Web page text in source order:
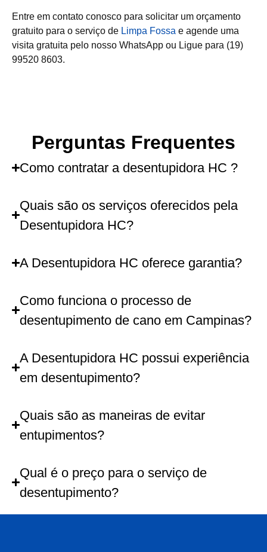
Entre em contato conosco para solicitar um orçamento
gratuito para o serviço de Limpa Fossa e agende uma
visita gratuita pelo nosso WhatsApp ou Ligue para (19)
99520 8603.
Perguntas Frequentes
Como contratar a desentupidora HC ?
Quais são os serviços oferecidos pela
Desentupidora HC?
A Desentupidora HC oferece garantia?
Como funciona o processo de
desentupimento de cano em Campinas?
A Desentupidora HC possui experiência
em desentupimento?
Quais são as maneiras de evitar
entupimentos?
Qual é o preço para o serviço de
desentupimento?